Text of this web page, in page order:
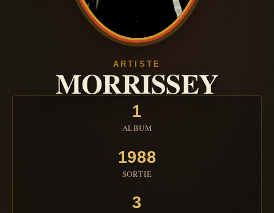
ARTISTE
MORRISSEY
1
ALBUM
1988
SORTIE
3